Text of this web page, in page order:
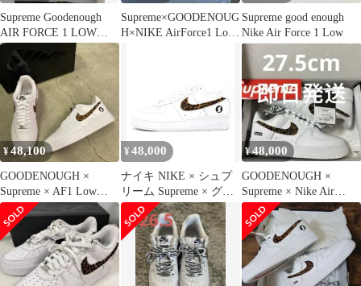
Supreme Goodenough
AIR FORCE 1 LOW
29cm
Supreme×GOODENOUG
H×NIKE AirForce1 Low
Supreme good enough
Nike Air Force 1 Low
¥48,100
GOODENOUGH ×
Supreme × AF1 Low
27.5㎝
¥ 48,000
ナイキ NIKE × シュプ
リーム Supreme × グッ
ドイナフ
GOODENOUGH 【 AIR
FORCE 1 LOW IM3483
100 】 エア フォース
１ ロー グッドイナフ
スニーカー f31682
¥48,000
GOODENOUGH ×
Supreme × Nike Air
Force 1